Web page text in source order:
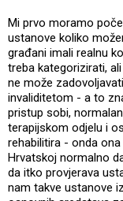
Mi prvo moramo
ustanove koliko
građani imali realnu
treba kategorizirati,
ne može
invaliditetom - a to
pristup sobi,
terapijskom odjelu i
rehabilitira - onda
Hrvatskoj normalno
da itko provjerava
nam takve ustanove